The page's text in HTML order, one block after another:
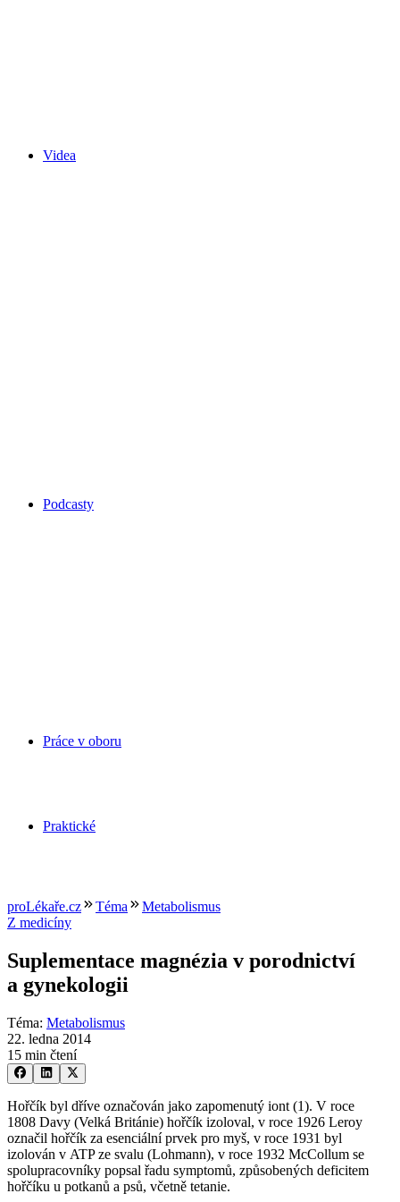
Videa
Podcasty
Práce v oboru
Praktické
proLékaře.cz Téma
Metabolismus
Z medicíny
Suplementace magnézia v porodnictví
a gynekologii
Téma: Metabolismus
22. ledna 2014
15 min čtení
Hořčík byl dříve označován jako zapomenutý iont (1). V roce
1808 Davy (Velká Británie) hořčík izoloval, v roce 1926 Leroy
označil hořčík za esenciální prvek pro myš, v roce 1931 byl
izolován v ATP ze svalu (Lohmann), v roce 1932 McCollum se
spolupracovníky popsal řadu symptomů, způsobených deficitem
hořčíku u potkanů a psů, včetně tetanie.